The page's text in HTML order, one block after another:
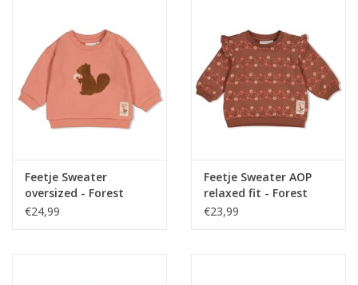
Feetje Sweater
oversized - Forest
Garden Roze
€24,99
Feetje Sweater AOP
relaxed fit - Forest
Garden Bruin
€23,99